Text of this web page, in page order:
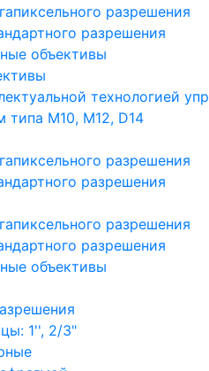
разрешения
разрешения
объективы
технологией
M10, M12, D14
разрешения
разрешения
разрешения
разрешения
объективы
1'', 2/3"